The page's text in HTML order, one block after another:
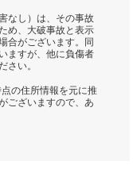
なし）は、その事故
め、大破事故と表示
合がございます。同
ますが、他に負傷者
さい。
の住所情報を元に推
ございますので、あ